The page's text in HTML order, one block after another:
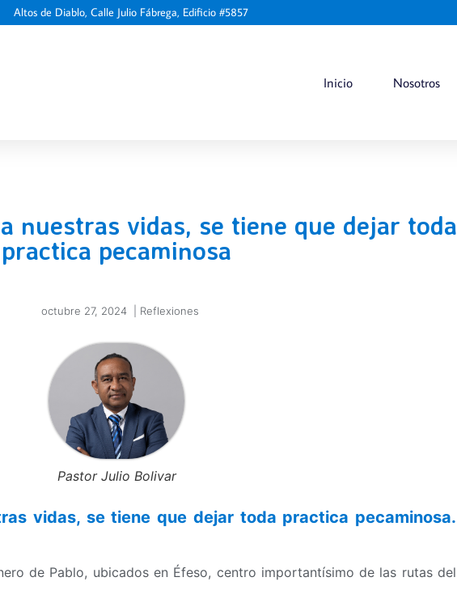
Altos de Diablo, Calle Julio Fábrega, Edificio #5857
Inicio Nosotros
nuestras vidas, se tiene que dejar toda
practica pecaminosa
octubre 27, 2024 Reflexiones
Pastor Julio Bolivar
vidas, se tiene que dejar toda practica pecaminosa.
de Pablo, ubicados en Éfeso, centro importantísimo de las rutas del